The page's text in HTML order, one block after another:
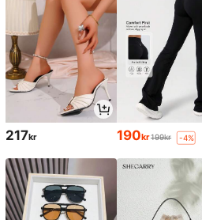
217kr 190kr199kr -4%